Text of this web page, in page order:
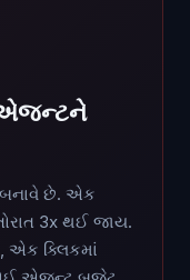
એજન્ટને
છે. એક
3x થઈ જાય.
એક ક્લિકમાં